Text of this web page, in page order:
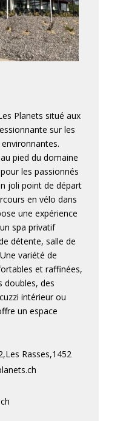
Planets situé aux
sur les
pied du domaine
les passionnés
joli point de départ
en vélo dans
une expérience
spa privatif
détente, salle de
variété de
et raffinées,
doubles, des
intérieur ou
un espace
Rasses,1452